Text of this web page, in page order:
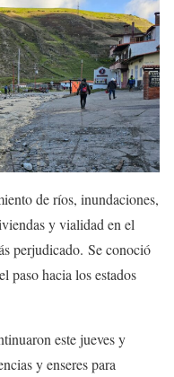
de ríos, inundaciones,
y vialidad en el
perjudicado. Se conoció
paso hacia los estados
este jueves y
y enseres para